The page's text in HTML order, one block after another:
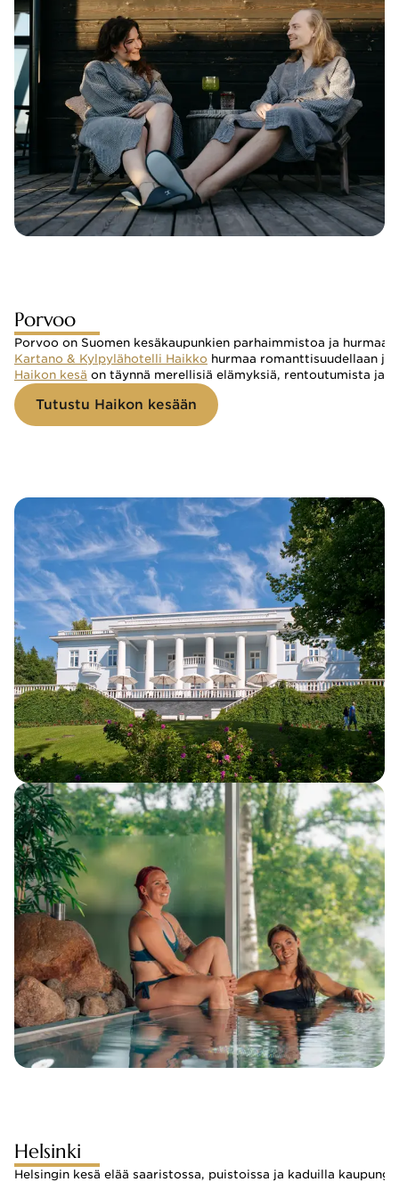
Porvoo
Porvoo on Suomen kesäkaupunkien parhaimmistoa ja
Kartano & Kylpylähotelli Haikko hurmaa romanttisuudellaan
Haikon kesä on täynnä merellisiä elämyksiä, rentoutumista ja
Tutustu Haikon kesään
Helsinki
Helsingin kesä elää saaristossa, puistoissa ja kaduilla